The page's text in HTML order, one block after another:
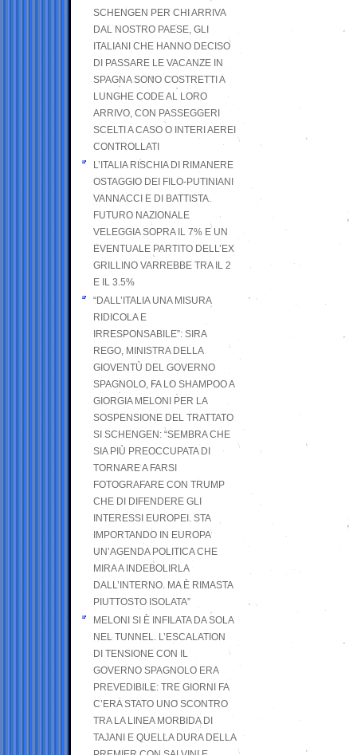
SCHENGEN PER CHI ARRIVA
DAL NOSTRO PAESE, GLI
ITALIANI CHE HANNO DECISO
DI PASSARE LE VACANZE IN
SPAGNA SONO COSTRETTI A
LUNGHE CODE AL LORO
ARRIVO, CON PASSEGGERI
SCELTI A CASO O INTERI AEREI
CONTROLLATI
L’ITALIA RISCHIA DI RIMANERE
OSTAGGIO DEI FILO-PUTINIANI
VANNACCI E DI BATTISTA.
FUTURO NAZIONALE
VELEGGIA SOPRA IL 7% E UN
EVENTUALE PARTITO DELL’EX
GRILLINO VARREBBE TRA IL 2
E IL 3.5%
“DALL’ITALIA UNA MISURA
RIDICOLA E
IRRESPONSABILE”: SIRA
REGO, MINISTRA DELLA
GIOVENTÙ DEL GOVERNO
SPAGNOLO, FA LO SHAMPOO A
GIORGIA MELONI PER LA
SOSPENSIONE DEL TRATTATO
SI SCHENGEN: “SEMBRA CHE
SIA PIÙ PREOCCUPATA DI
TORNARE A FARSI
FOTOGRAFARE CON TRUMP
CHE DI DIFENDERE GLI
INTERESSI EUROPEI. STA
IMPORTANDO IN EUROPA
UN’AGENDA POLITICA CHE
MIRA A INDEBOLIRLA
DALL’INTERNO. MA È RIMASTA
PIUTTOSTO ISOLATA”
MELONI SI È INFILATA DA SOLA
NEL TUNNEL. L’ESCALATION
DI TENSIONE CON IL
GOVERNO SPAGNOLO ERA
PREVEDIBILE: TRE GIORNI FA
C’ERA STATO UNO SCONTRO
TRA LA LINEA MORBIDA DI
TAJANI E QUELLA DURA DELLA